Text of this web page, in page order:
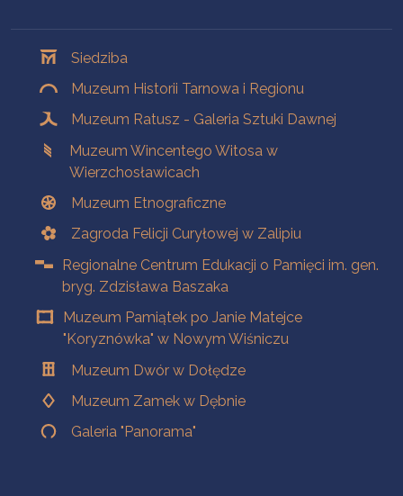
Siedziba
Muzeum Historii Tarnowa i Regionu
Muzeum Ratusz - Galeria Sztuki Dawnej
Muzeum Wincentego Witosa w
Wierzchosławicach
Muzeum Etnograficzne
Zagroda Felicji Curyłowej w Zalipiu
Regionalne Centrum Edukacji o Pamięci im. gen.
bryg. Zdzisława Baszaka
Muzeum Pamiątek po Janie Matejce
"Koryznówka" w Nowym Wiśniczu
Muzeum Dwór w Dołędze
Muzeum Zamek w Dębnie
Galeria "Panorama"